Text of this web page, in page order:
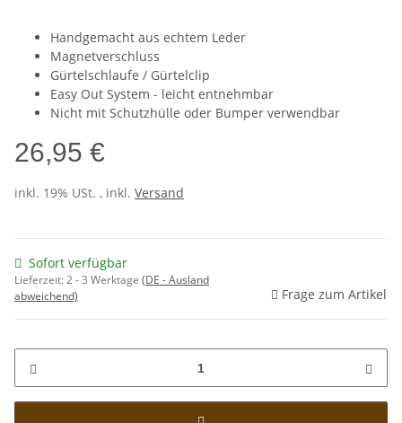
Handgemacht aus echtem Leder
Magnetverschluss
Gürtelschlaufe / Gürtelclip
Easy Out System - leicht entnehmbar
Nicht mit Schutzhülle oder Bumper verwendbar
26,95 €
inkl. 19% USt. , inkl. Versand
Sofort verfügbar
Lieferzeit:2 - 3 Werktage (DE - Ausland
abweichend)
Frage zum Artikel